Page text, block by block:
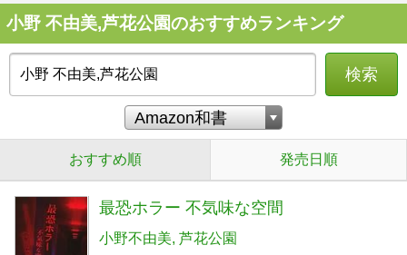
小野 不由美,芦花公園のおすすめランキング
検索
おすすめ順 発売日順
最恐ホラー 不気味な空間
小野不由美 芦花公園